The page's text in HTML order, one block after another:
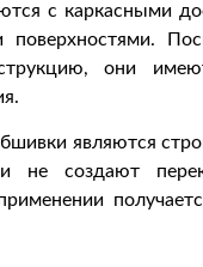
с каркасными
поверхностями.
они
являются
не создают